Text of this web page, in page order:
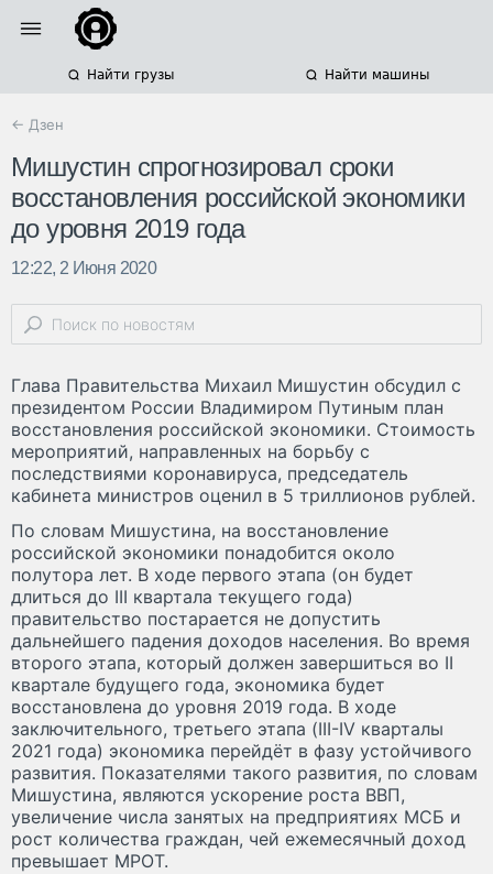
Найти грузы Найти машины
← Дзен
Мишустин спрогнозировал сроки
восстановления российской экономики
до уровня 2019 года
12:22, 2 Июня 2020
Глава Правительства Михаил Мишустин обсудил с
президентом России Владимиром Путиным план
восстановления российской экономики. Стоимость
мероприятий, направленных на борьбу с
последствиями коронавируса, председатель
кабинета министров оценил в 5 триллионов рублей.
По словам Мишустина, на восстановление
российской экономики понадобится около
полутора лет. В ходе первого этапа (он будет
длиться до III квартала текущего года)
правительство постарается не допустить
дальнейшего падения доходов населения. Во время
второго этапа, который должен завершиться во II
квартале будущего года, экономика будет
восстановлена до уровня 2019 года. В ходе
заключительного, третьего этапа (III-IV кварталы
2021 года) экономика перейдёт в фазу устойчивого
развития. Показателями такого развития, по словам
Мишустина, являются ускорение роста ВВП,
увеличение числа занятых на предприятиях МСБ и
рост количества граждан, чей ежемесячный доход
превышает МРОТ.